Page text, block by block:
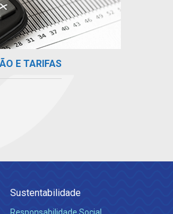
E TARIFAS
Sustentabilidade